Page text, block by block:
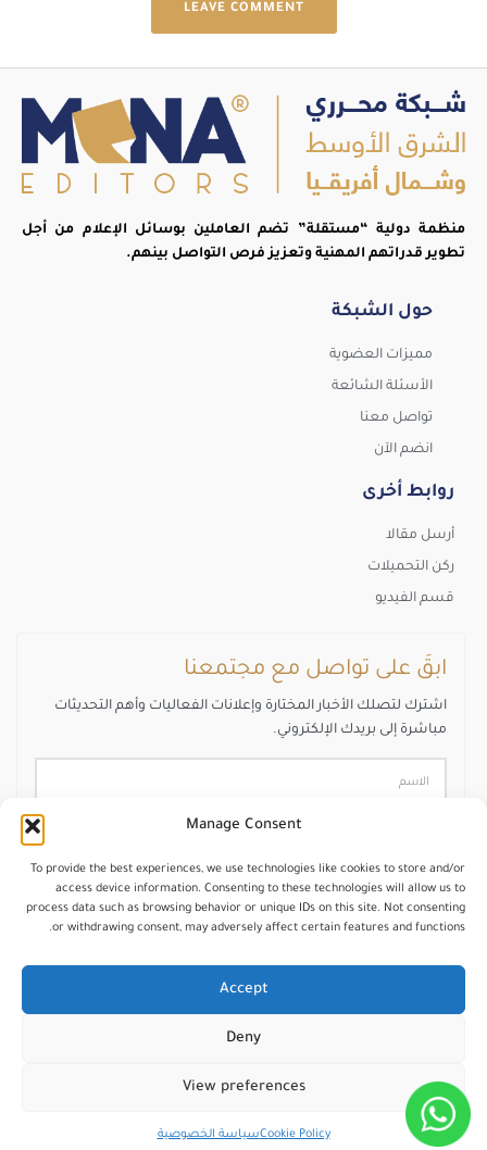
Manage Consent
To provide the best experiences, we use technologies like cookies to store and/or
access device information. Consenting to these technologies will allow us to
process data such as browsing behavior or unique IDs on this site. Not consenting
or withdrawing consent, may adversely affect certain features and functions.
Accept
Deny
View preferences
Cookie Policyسياسة الخصوصية
LEAVE COMMENT
منظمة دولية “مستقلة” تضم العاملين بوسائل الإعلام من أجل
تطوير قدراتهم المهنية وتعزيز فرص التواصل بينهم.
حول الشبكة
مميزات العضوية
الأسئلة الشائعة
تواصل معنا
انضم الآن
روابط أخرى
أرسل مقالا
ركن التحميلات
قسم الفيديو
ابقَ على تواصل مع مجتمعنا
اشترك لتصلك الأخبار المختارة وإعلانات الفعاليات وأهم التحديثات
مباشرة إلى بريدك الإلكتروني.
اشترك
جميع الحقوق محفوظة © 2025 – شبكة محرري الشرق
تــــصــميــم وبرمجة MENA EDITORS